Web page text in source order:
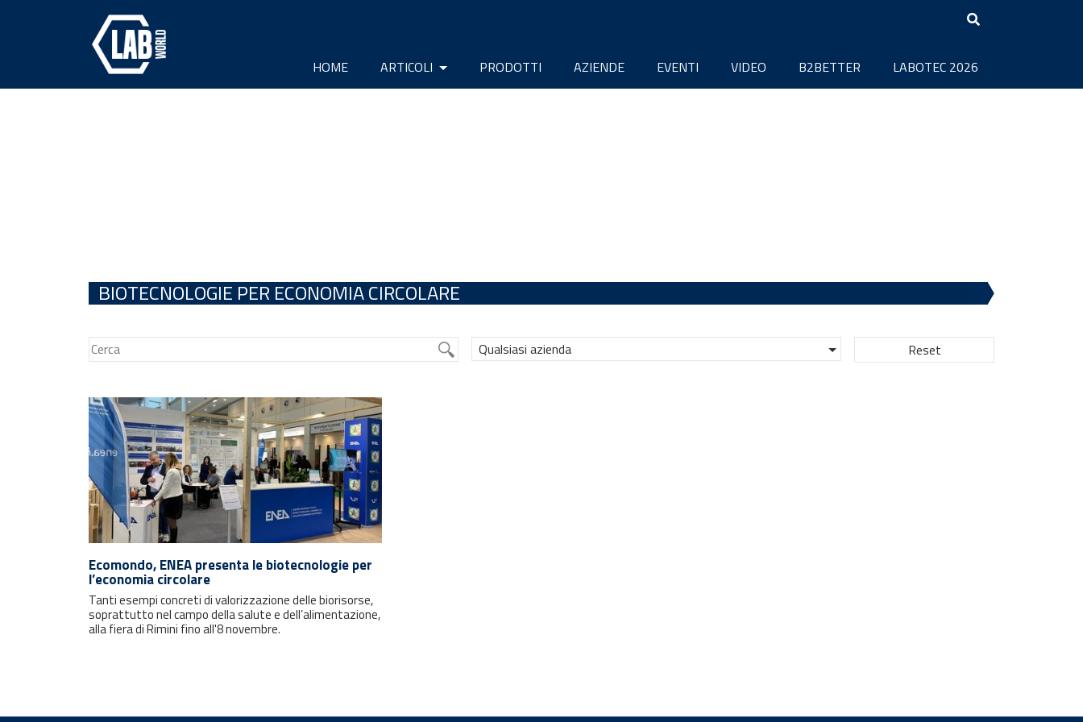
HOME ARTICOLI PRODOTTI AZIENDE EVENTI VIDEO B2BETTER LABOTEC 2026
BIOTECNOLOGIE PER ECONOMIA CIRCOLARE
Qualsiasi azienda Reset
Ecomondo, ENEA presenta le biotecnologie per
l’economia circolare
Tanti esempi concreti di valorizzazione delle biorisorse,
soprattutto nel campo della salute e dell’alimentazione,
alla fiera di Rimini fino all'8 novembre.